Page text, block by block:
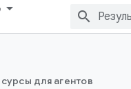
для агентов